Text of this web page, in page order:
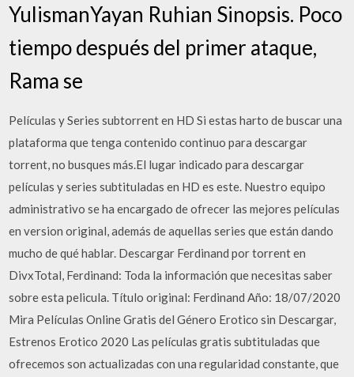
YulismanYayan Ruhian Sinopsis. Poco
tiempo después del primer ataque,
Rama se
Películas y Series subtorrent en HD Si estas harto de buscar una
plataforma que tenga contenido continuo para descargar
torrent, no busques más.El lugar indicado para descargar
películas y series subtituladas en HD es este. Nuestro equipo
administrativo se ha encargado de ofrecer las mejores películas
en version original, además de aquellas series que están dando
mucho de qué hablar. Descargar Ferdinand por torrent en
DivxTotal, Ferdinand: Toda la información que necesitas saber
sobre esta pelicula. Título original: Ferdinand Año: 18/07/2020
Mira Películas Online Gratis del Género Erotico sin Descargar,
Estrenos Erotico 2020 Las películas gratis subtituladas que
ofrecemos son actualizadas con una regularidad constante, que